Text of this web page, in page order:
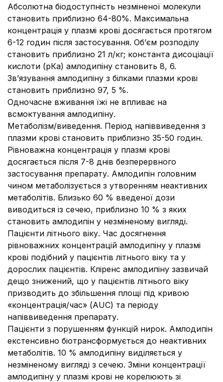
Абсолютна біодоступність незміненої молекули
становить приблизно 64-80%. Максимальна
концентрація у плазмі крові досягається протягом
6-12 годин після застосування. Об’єм розподілу
становить приблизно 21 л/кг; константа дисоціації
кислоти (рКа) амлодипіну становить 8, 6.
Зв’язування амлодипіну з білками плазми крові
становить приблизно 97, 5 %.
Одночасне вживання їжі не впливає на
всмоктування амлодипіну.
Метаболізм/виведення. Період напіввиведення з
плазми крові становить приблизно 35-50 годин.
Рівноважна концентрація у плазмі крові
досягається після 7-8 днів безперервного
застосування препарату. Амлодипін головним
чином метаболізується з утворенням неактивних
метаболітів. Близько 60 % введеної дози
виводиться із сечею, приблизно 10 % з яких
становить амлодипін у незміненому вигляді.
Пацієнти літнього віку. Час досягнення
рівноважних концентрацій амлодипіну у плазмі
крові подібний у пацієнтів літнього віку та у
дорослих пацієнтів. Кліренс амлодипіну зазвичай
дещо знижений, що у пацієнтів літнього віку
призводить до збільшення площі під кривою
«концентрація/час» (AUC) та періоду
напіввиведення препарату.
Пацієнти з порушенням функцій нирок. Амлодипін
екстенсивно біотрансформується до неактивних
метаболітів. 10 % амлодипіну виділяється у
незміненому вигляді з сечею. Зміни концентрації
амлодипіну у плазмі крові не корелюють зі